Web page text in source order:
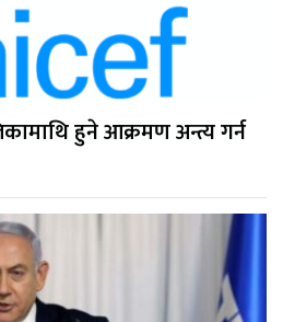
हुने आक्रमण अन्त्य गर्न